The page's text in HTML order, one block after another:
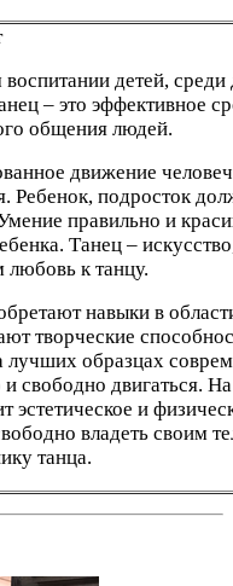
детей,
– это эффективное
общения людей.
движение
Ребенок, подросток
правильно и
Танец –
к танцу.
навыки в
творческие
образцах
свободно двигаться.
и
владеть своим
танца.